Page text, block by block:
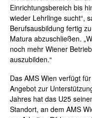
Einrichtungsbereich bis
wieder Lehrlinge sucht“,
Berufsausbildung fertig
Matura abzuschließen.
noch mehr Wiener
auszubilden.“
Das AMS Wien verfügt
Angebot zur
Jahres hat das U25
Standort, an dem AMS